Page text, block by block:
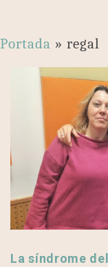
Portada » regal
La síndrome